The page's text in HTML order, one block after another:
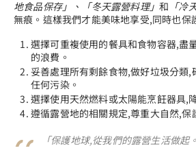
地食品保存」、「冬天露營料理」 和 「冷
無痕。這樣我們才能美味地享受,同時也保
選擇可重複使用的餐具和食物容器,盡
的浪費。
妥善處理所有剩餘食物,做好垃圾分類,
任何污染。
選擇使用天然燃料或太陽能烹飪器具,
遵循露營地的相關規定,尊重大自然,保
「保護地球,從我們的露營生活做起